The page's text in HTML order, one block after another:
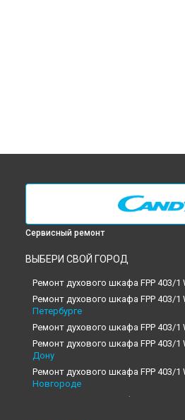
Сервисный ремонт
ВЫБЕРИ СВОЙ ГОРОД
Ремонт духового шкафа FPP 403/1
Ремонт духового шкафа FPP 403/1
Петербурге
Ремонт духового шкафа FPP 403/1
Ремонт духового шкафа FPP 403/1
Дону
Ремонт духового шкафа FPP 403/1
Новгороде
Ремонт духового шкафа FPP 403/1